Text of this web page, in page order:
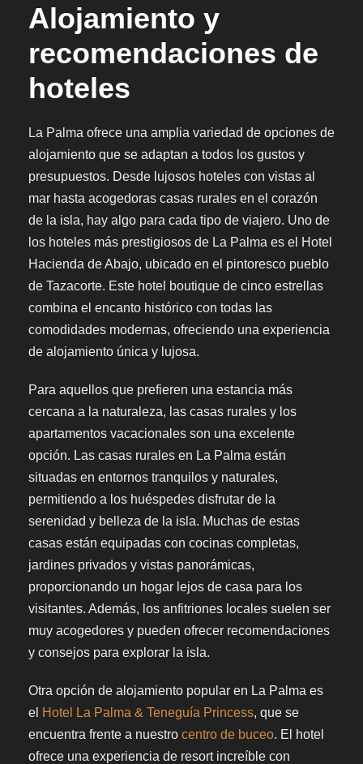
Alojamiento y
recomendaciones de
hoteles
La Palma ofrece una amplia variedad de opciones de
alojamiento que se adaptan a todos los gustos y
presupuestos. Desde lujosos hoteles con vistas al
mar hasta acogedoras casas rurales en el corazón
de la isla, hay algo para cada tipo de viajero. Uno de
los hoteles más prestigiosos de La Palma es el Hotel
Hacienda de Abajo, ubicado en el pintoresco pueblo
de Tazacorte. Este hotel boutique de cinco estrellas
combina el encanto histórico con todas las
comodidades modernas, ofreciendo una experiencia
de alojamiento única y lujosa.
Para aquellos que prefieren una estancia más
cercana a la naturaleza, las casas rurales y los
apartamentos vacacionales son una excelente
opción. Las casas rurales en La Palma están
situadas en entornos tranquilos y naturales,
permitiendo a los huéspedes disfrutar de la
serenidad y belleza de la isla. Muchas de estas
casas están equipadas con cocinas completas,
jardines privados y vistas panorámicas,
proporcionando un hogar lejos de casa para los
visitantes. Además, los anfitriones locales suelen ser
muy acogedores y pueden ofrecer recomendaciones
y consejos para explorar la isla.
Otra opción de alojamiento popular en La Palma es
el Hotel La Palma & Teneguía Princess, que se
encuentra frente a nuestro centro de buceo. El hotel
ofrece una experiencia de resort increíble con